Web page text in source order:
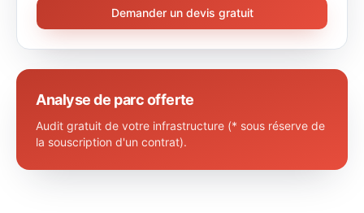
Demander un devis gratuit
Analyse de parc offerte
Audit gratuit de votre infrastructure (* sous réserve de
la souscription d'un contrat).